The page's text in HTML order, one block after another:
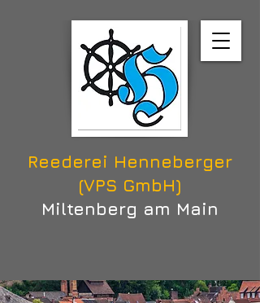
Reederei Henneberger
(VPS GmbH)
Miltenberg am Main